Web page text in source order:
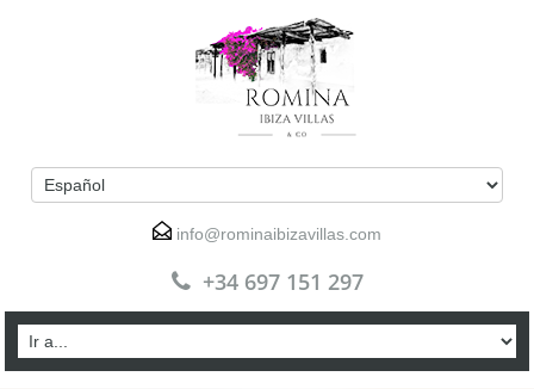
info@rominaibizavillas.com
+34 697 151 297